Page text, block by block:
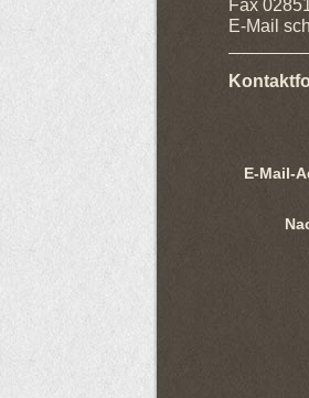
Fax
E-Mail
E-Mail-